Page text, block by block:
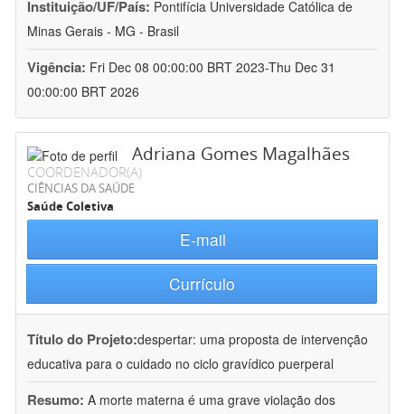
Instituição/UF/País: Pontifícia Universidade Católica de
Minas Gerais - MG - Brasil
Vigência: Fri Dec 08 00:00:00 BRT 2023-Thu Dec 31
00:00:00 BRT 2026
Adriana Gomes Magalhães
COORDENADOR(A)
CIÊNCIAS DA SAÚDE
Saúde Coletiva
E-mail
Currículo
Título do Projeto:despertar: uma proposta de intervenção
educativa para o cuidado no ciclo gravídico puerperal
Resumo: A morte materna é uma grave violação dos